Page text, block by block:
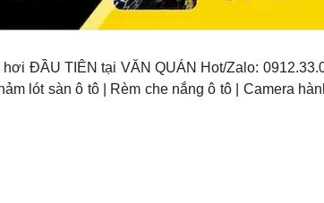
ĐẦU TIÊN tại VĂN QUÁN Hot/Zalo:
lót sàn ô tô | Rèm che nắng ô tô | Camera